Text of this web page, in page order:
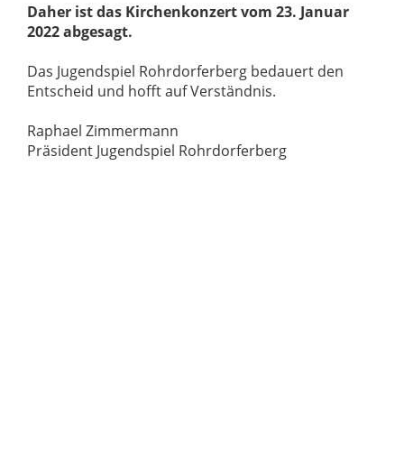
Daher ist das Kirchenkonzert vom 23. Januar
2022 abgesagt.
Das Jugendspiel Rohrdorferberg bedauert den
Entscheid und hofft auf Verständnis.
Raphael Zimmermann
Präsident Jugendspiel Rohrdorferberg